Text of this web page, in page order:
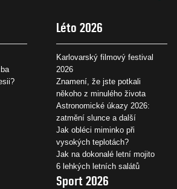
Léto 2026
Karlovarský filmový festival
2026
Znamení, že jste potkali
někoho z minulého života
Astronomické úkazy 2026:
zatmění slunce a další
Jak obléci miminko při
vysokých teplotách?
Jak na dokonalé letní mojito
6 lehkých letních salátů
Sport 2026